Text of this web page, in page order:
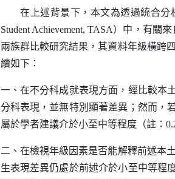
在上述背景下，本文為透過統合分析
Student Achievement, TASA）中，有關
兩族群比較研究結果，其資料年級橫跨
續如下：
一、在不分科成就表現方面，經比較本
分科表現，並無特別顯著差異；然而，
屬於學者建議介於小至中等程度（註：
二、在檢視年級因素是否能解釋前述本
生表現差異仍處於前述介於小至中等程